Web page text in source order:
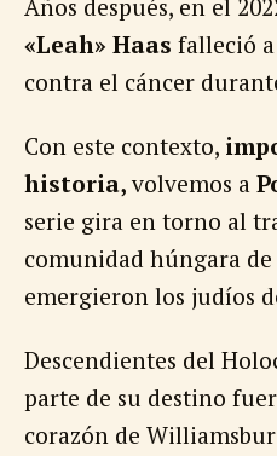
Años después, en el
«Leah» Haas falleció
contra el cáncer
Con este contexto,
historia,volvemos a
serie gira en torno al
comunidad húngara
emergieron los judíos
Descendientes del
parte de su destino
corazón de